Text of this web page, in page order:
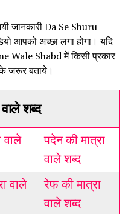
जानकारी Da Se Shuru
आपको अच्छा लगा होगा। यदि
Wale Shabd में किसी प्रकार
जरूर बताये।
शब्द
वाले
पदेन की मात्रा
वाले शब्द
वाले
रेफ की मात्रा
वाले शब्द